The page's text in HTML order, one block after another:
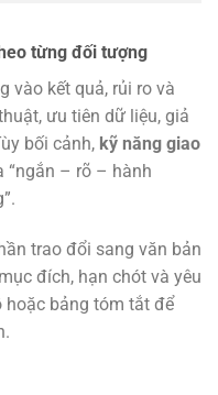
từng đối tượng
vào kết quả, rủi ro và
ưu tiên dữ liệu, giả
bối cảnh, kỹ năng giao
“ngắn – rõ – hành
trao đổi sang văn bản
đích, hạn chót và yêu
hoặc bảng tóm tắt để